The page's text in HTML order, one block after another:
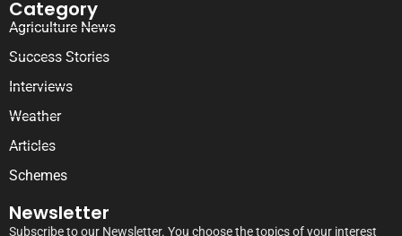
Category
Agriculture News
Success Stories
Interviews
Weather
Articles
Schemes
Newsletter
Subscribe to our Newsletter. You choose the topics of your interest